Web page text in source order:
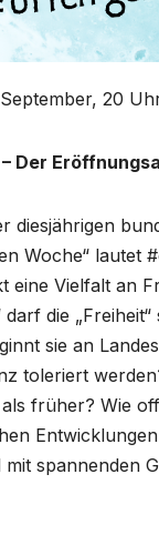
20
Der
diesjährigen
Woche“ lautet
eine Vielfalt an
darf die
sie an
toleriert
früher? Wie
mit spannenden